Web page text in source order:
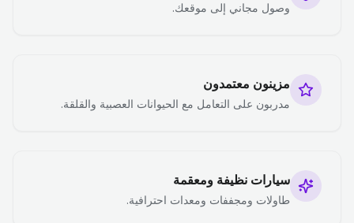
وصول مجاني إلى موقعك.
مزينون معتمدون
مدربون على التعامل مع الحيوانات العصبية والقلقة.
سيارات نظيفة ومعقمة
طاولات ومجففات ومعدات احترافية.